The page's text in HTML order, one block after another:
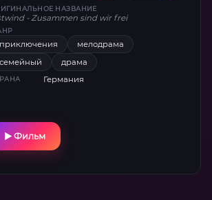
отмеченная наградами за
и игру юной звезды .
НАЗВАНИЕ
- Zusammen sind wir frei
приключения
мелодрама
семейный
драма
Германия
Фильм